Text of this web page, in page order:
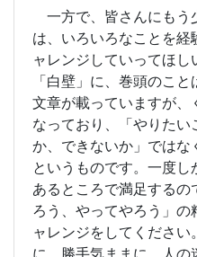
一方で、皆さんにもう
は、いろいろなことを
ャレンジしていってほ
「白壁」に、巻頭のこ
文章が載っていますが、
なっており、「やりたい
か、できないか」ではな
というものです。一度
あるところで満足する
ろう、やってやろう」
ャレンジをしてくださ